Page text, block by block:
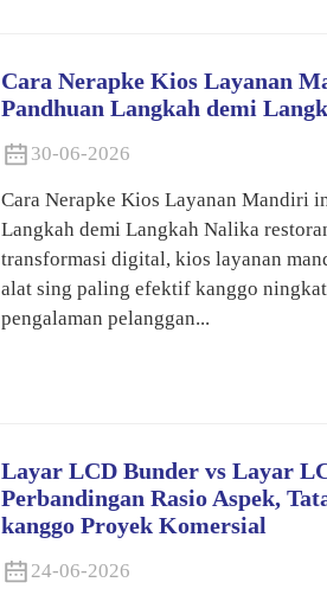
Cara Nerapke Kios Layanan
Pandhuan Langkah demi
30-06-2026
Cara Nerapke Kios Layanan Mandiri
Langkah demi Langkah Nalika
transformasi digital, kios layanan
alat sing paling efektif kanggo
pengalaman pelanggan...
Layar LCD Bunder vs Layar
Perbandingan Rasio Aspek,
kanggo Proyek Komersial
24-06-2026